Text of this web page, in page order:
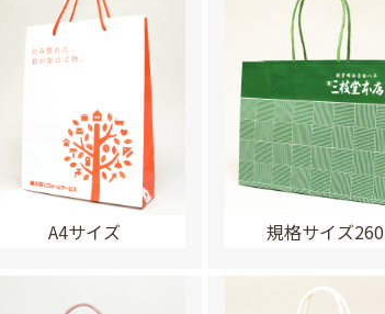
A4サイズ 規格サイズ260